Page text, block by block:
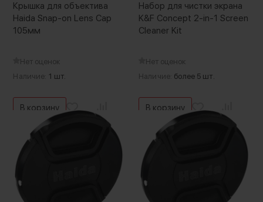
Крышка для объектива
Haida Snap-on Lens Cap
105мм
Нет оценок
Наличие: 1 шт.
В корзину
Набор для чистки экрана
K&F Concept 2-in-1 Screen
Cleaner Kit
Нет оценок
Наличие: более 5 шт.
В корзину